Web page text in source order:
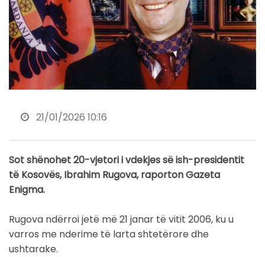
21/01/2026 10:16
Sot shënohet 20-vjetori i vdekjes së ish-presidentit
të Kosovës, Ibrahim Rugova, raporton Gazeta
Enigma.
Rugova ndërroi jetë më 21 janar të vitit 2006, ku u
varros me nderime të larta shtetërore dhe
ushtarake.